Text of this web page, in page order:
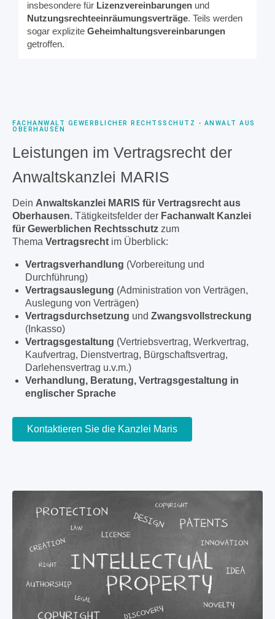
insbesondere für Lizenzvereinbarungen und
Nutzungsrechteeinräumungsverträge. Teils werden
sogar explizite Geheimhaltungsvereinbarungen
getroffen.
FACHANWALT GEWERBLICHER RECHTSSCHUTZ - ANWALT AUS
OBERHAUSEN
Leistungen im Vertragsrecht der
Anwaltskanzlei MARIS
Dein Anwaltskanzlei MARIS für Vertragsrecht aus
Oberhausen. Tätigkeitsfelder der Fachanwalt Kanzlei
für Gewerblichen Rechtsschutz zum
Thema Vertragsrecht im Überblick:
Vertragsverhandlung (Vorbereitung und
Durchführung)
Vertragsauslegung (Administration von Verträgen,
Auslegung von Verträgen)
Vertragsdurchsetzung und Zwangsvollstreckung
(Inkasso)
Vertragsgestaltung (Vertriebsvertrag, Werkvertrag,
Kaufvertrag, Dienstvertrag, Bürgschaftsvertrag,
Darlehensvertrag u.v.m.)
Verhandlung, Beratung, Vertragsgestaltung in
englischer Sprache
Kontaktieren Sie die Kanzlei Maris